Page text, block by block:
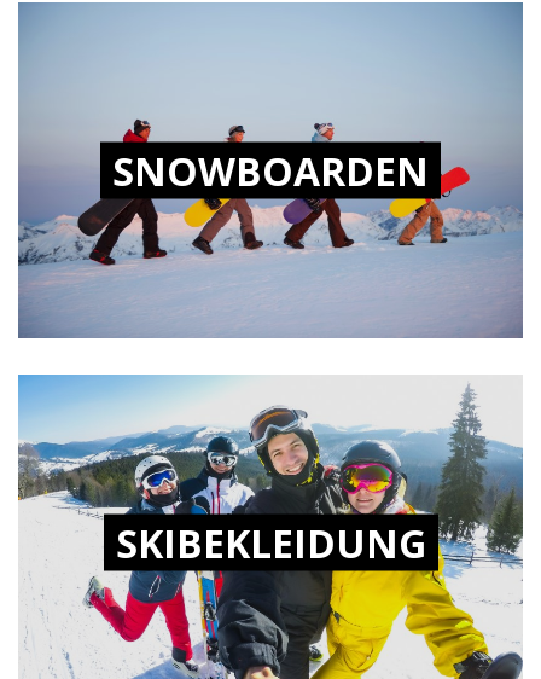
SNOWBOARDEN
SKIBEKLEIDUNG